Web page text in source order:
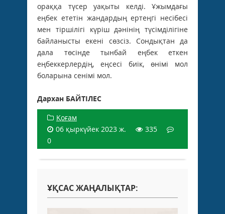
ораққа түсер уақыты келді. Ұжымдағы
еңбек ететін жандардың ертеңгі несібесі
мен тіршілігі күріш дәнінің түсімділігіне
байланысты екені сөзсіз. Сондықтан да
дала төсінде тынбай еңбек еткен
еңбеккерлердің, еңсесі биік, өнімі мол
боларына сенімі мол.
Дархан БАЙТІЛЕС
Қоғам
06 қыркүйек 2023 ж.
335
0
ҰҚСАС ЖАҢАЛЫҚТАР: